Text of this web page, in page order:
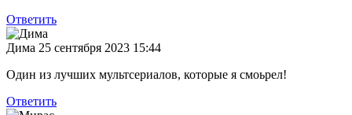
Ответить
Дима 25 сентября 2023 15:44
Один из лучших мультсериалов, которые я смоьрел!
Ответить